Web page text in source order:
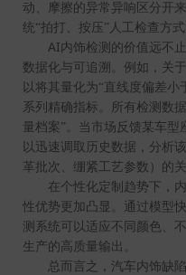
动、摩擦的异常异响区分开
统“拍打、按压”人工检查方式
AI内饰检测的价值远不
数据化与可追溯。例如，关
以将其量化为“直线度偏差小于
系列精确指标。所有检测数
量档案”。当市场反馈某车型
以迅速调取历史数据，分析
革批次、绷紧工艺参数）的
在个性化定制趋势下，
性优势更加凸显。通过模型
测系统可以适应不同颜色、
生产的高质量输出。
总而言之，汽车内饰缺